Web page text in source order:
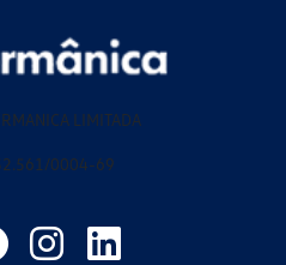
LIMITADA
0004-69